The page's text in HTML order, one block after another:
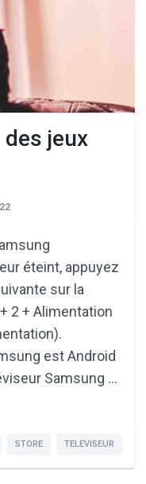
jeux
éteint, appuyez
sur la
2 + Alimentation
est Android
Samsung …
STORE TELEVISEUR